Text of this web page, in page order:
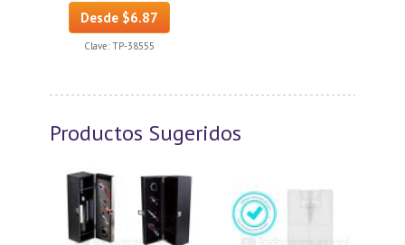
Desde $6.87
Clave: TP-38555
Productos Sugeridos